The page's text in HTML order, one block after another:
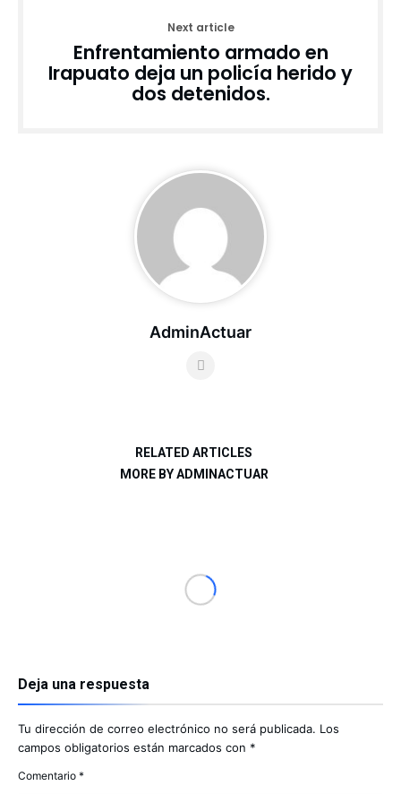
Next article
Enfrentamiento armado en
Irapuato deja un policía herido y
dos detenidos.
AdminActuar
RELATED ARTICLES
MORE BY ADMINACTUAR
Deja una respuesta
Tu dirección de correo electrónico no será publicada. Los
campos obligatorios están marcados con *
Comentario *